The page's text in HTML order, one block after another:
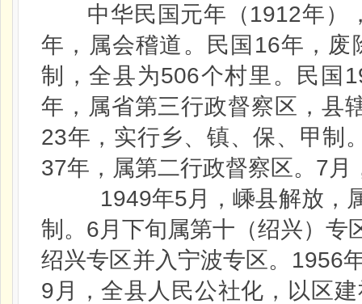
中华民国元年（1912年）
年，属会稽道。民国 16年，废
制，全县为506个村里。民国
年，属省第三行政督察区，县
23年，实行乡、镇、保、甲制
37年，属第二行政督察区。 7月
1949年5月，嵊县解放，
制。 6月下旬属第十（绍兴）专
绍兴专区并入宁波专区。 1956
9 月，全县人民公社化，以区